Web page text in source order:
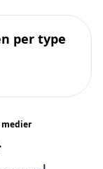
per type
medier